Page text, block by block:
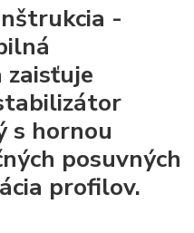
-
s hornou
posuvných
profilov.